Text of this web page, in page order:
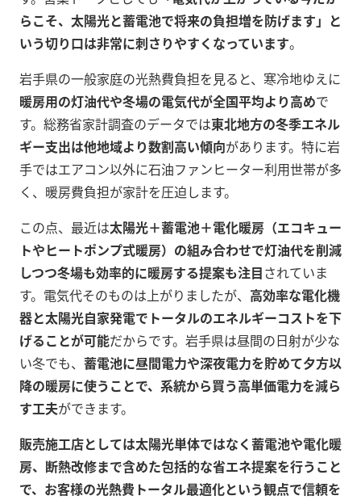
らこそ、太陽光と蓄電池で将来の負担増を防げます」と
いう切り口は非常に刺さりやすくなっています。
岩手県の一般家庭の光熱費負担を見ると、寒冷地ゆえに
暖房用の灯油代や冬場の電気代が全国平均より高めで
す。総務省家計調査のデータでは東北地方の冬季エネル
ギー支出は他地域より数割高い傾向があります。特に岩
手ではエアコン以外に石油ファンヒーター利用世帯が多
く、暖房費負担が家計を圧迫します。
この点、最近は太陽光＋蓄電池＋電化暖房（エコキュー
トやヒートポンプ式暖房）の組み合わせで灯油代を削減
しつつ冬場も効率的に暖房する提案も注目されていま
す。電気代そのものは上がりましたが、 高効率な電化機
器と太陽光自家発電でトータルのエネルギーコストを下
げることが可能だからです。岩手県は昼間の日射が少な
い冬でも、 蓄電池に昼間電力や深夜電力を貯めて夕方以
降の暖房に使うことで、系統から買う高単価電力を減ら
す工夫ができます。
販売施工店としては太陽光単体ではなく蓄電池や電化暖
房、断熱改修まで含めた包括的な省エネ提案を行うこと
で、お客様の光熱費トータル最適化という観点で信頼を